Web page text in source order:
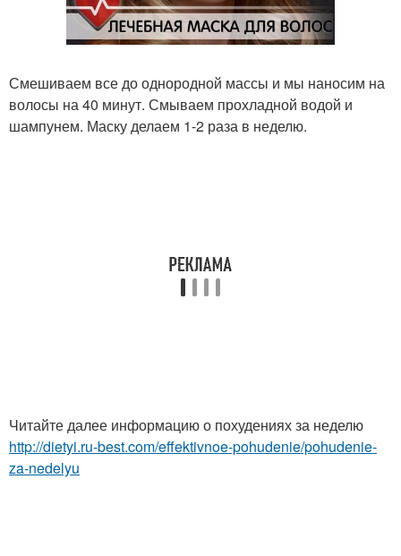
Смешиваем все до однородной массы и мы наносим на
волосы на 40 минут. Смываем прохладной водой и
шампунем. Маску делаем 1-2 раза в неделю.
Читайте далее информацию о похудениях за неделю
http://dietyi.ru-best.com/effektivnoe-pohudenie/pohudenie-
za-nedelyu